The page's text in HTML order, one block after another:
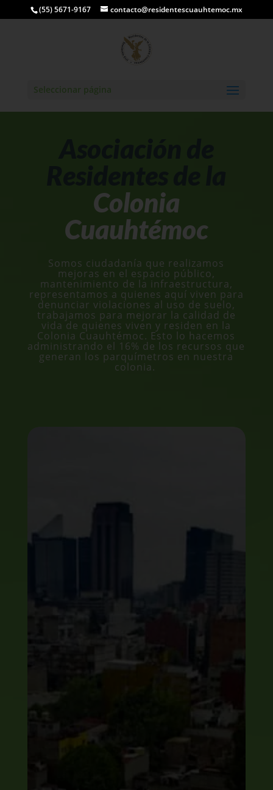
(55) 5671-9167 contacto@residentescuauhtemoc.mx
Seleccionar página
Colonia
Cuauhtémoc
Somos ciudadanía que realizamos
mejoras en el espacio público,
mantenimiento de la infraestructura,
representamos a quienes aquí viven para
denunciar violaciones al uso de suelo,
trabajamos para mejorar la calidad de
vida de quienes viven y residen en la
Colonia Cuauhtémoc. Esto lo hacemos
administrando el 16% de los recursos que
generan los parquímetros en nuestra
colonia.
Desvío de
recursos de
parquímetros
en la colonia